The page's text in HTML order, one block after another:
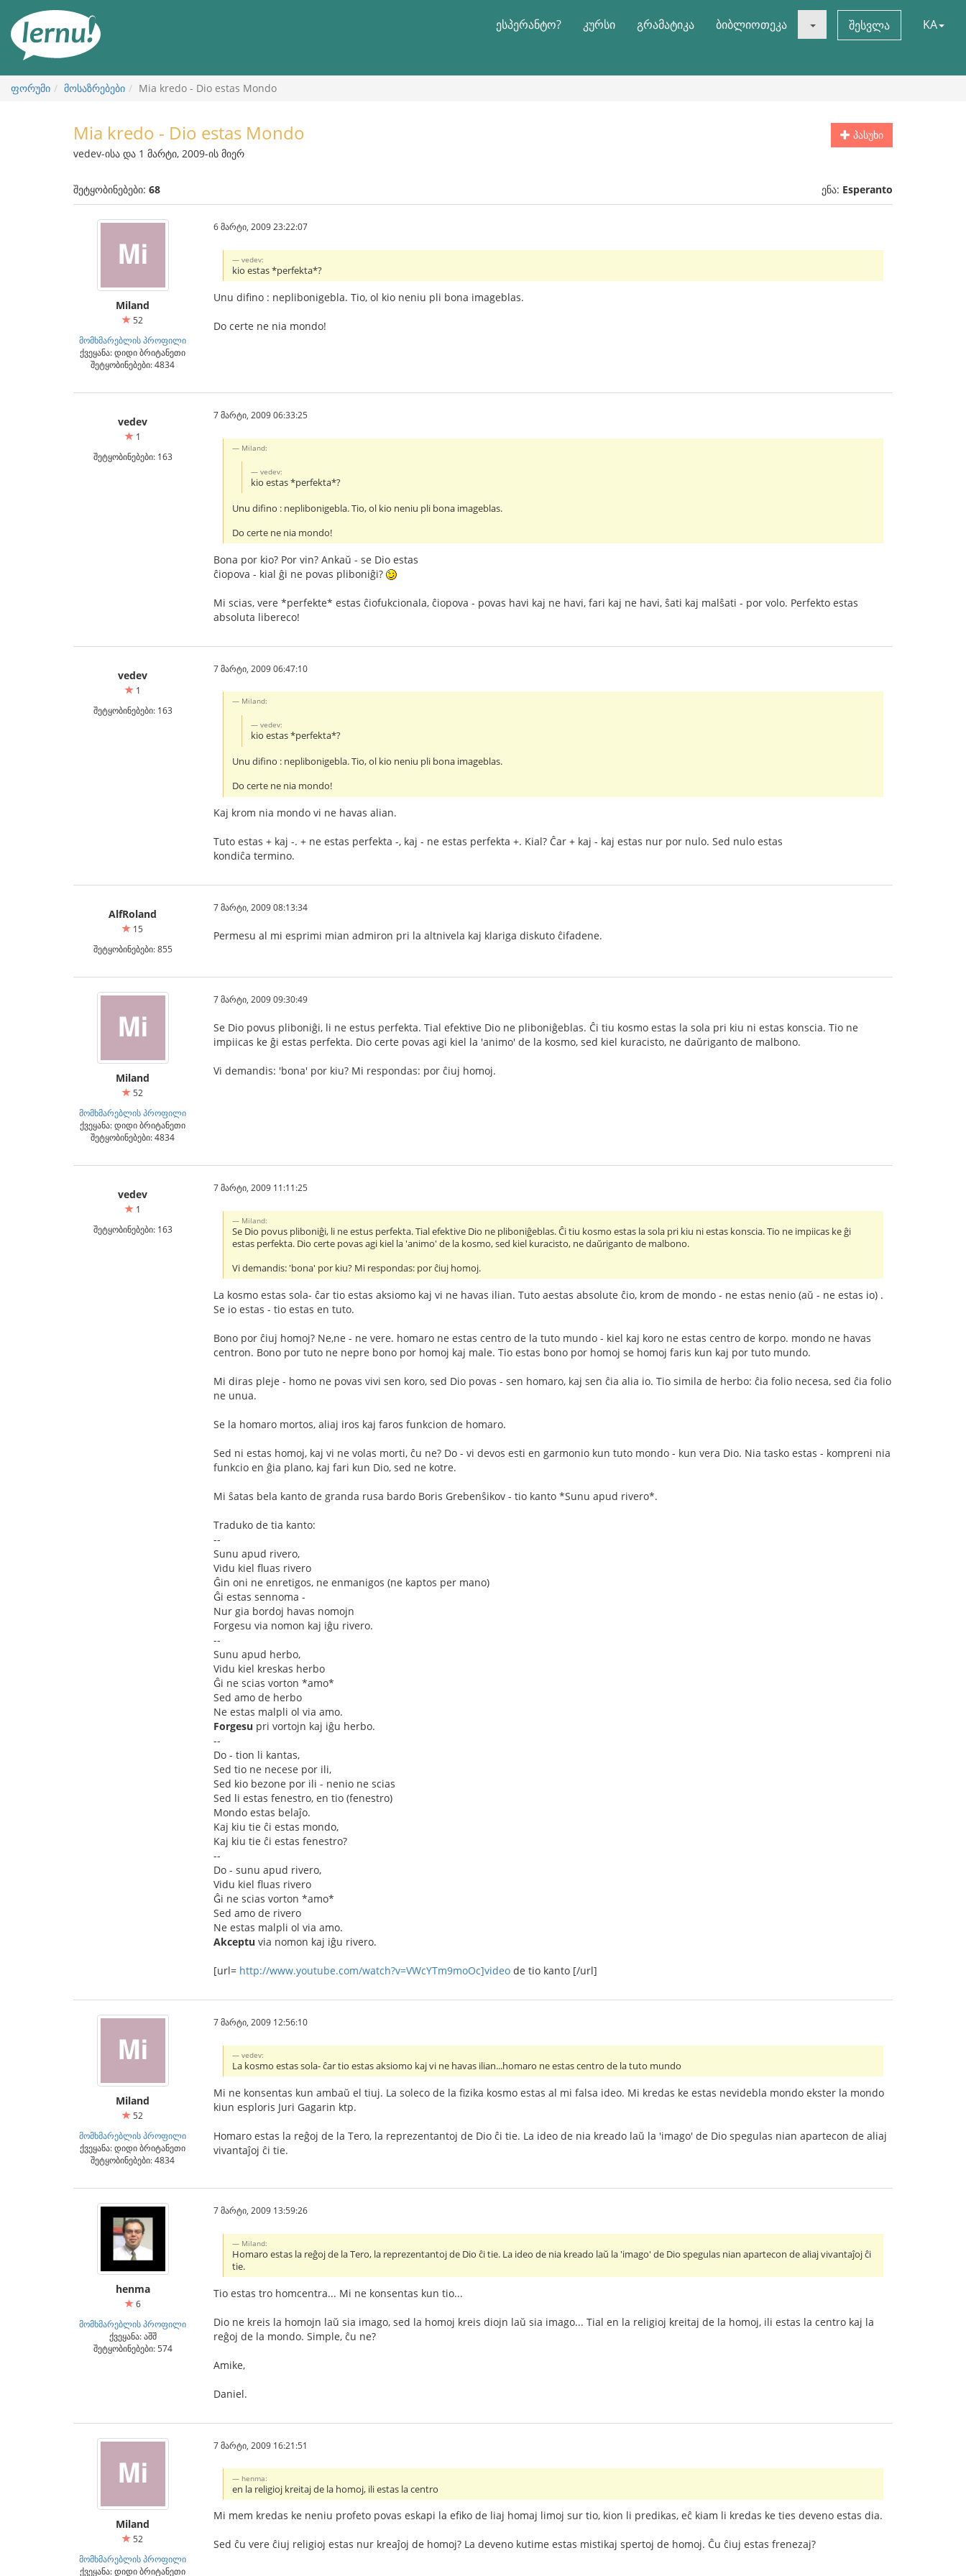
ნახვა
ესპერანტო? კურსი გრამატიკა ბიბლიოთეკა შესვლა KA
ფორუმი მოსაზრებები Mia kredo - Dio estas Mondo
პასუხი
Mia kredo - Dio estas Mondo
vedev-ისა და 1 მარტი, 2009-ის მიერ
შეტყობინებები: 68 ენა: Esperanto
Miland
52
მომხმარებლის პროფილი
ქვეყანა: დიდი ბრიტანეთი
შეტყობინებები: 4834
6 მარტი, 2009 23:22:07
vedev:
kio estas *perfekta*?
Unu difino : neplibonigebla. Tio, ol kio neniu pli bona imageblas.
Do certe ne nia mondo!
vedev
1
შეტყობინებები: 163
7 მარტი, 2009 06:33:25
Miland:
vedev:
kio estas *perfekta*?
Unu difino : neplibonigebla. Tio, ol kio neniu pli bona imageblas.
Do certe ne nia mondo!
Bona por kio? Por vin? Ankaŭ - se Dio estas
ĉiopova - kial ĝi ne povas pliboniĝi?
Mi scias, vere *perfekte* estas ĉiofukcionala, ĉiopova - povas havi kaj ne havi, fari kaj ne havi, ŝati kaj malŝati - por volo. Perfekto estas
absoluta libereco!
vedev
1
შეტყობინებები: 163
7 მარტი, 2009 06:47:10
Miland:
vedev:
kio estas *perfekta*?
Unu difino : neplibonigebla. Tio, ol kio neniu pli bona imageblas.
Do certe ne nia mondo!
Kaj krom nia mondo vi ne havas alian.
Tuto estas + kaj -. + ne estas perfekta -, kaj - ne estas perfekta +. Kial? Ĉar + kaj - kaj estas nur por nulo. Sed nulo estas
kondiĉa termino.
AlfRoland
15
შეტყობინებები: 855
7 მარტი, 2009 08:13:34
Permesu al mi esprimi mian admiron pri la altnivela kaj klariga diskuto ĉifadene.
Miland
52
მომხმარებლის პროფილი
ქვეყანა: დიდი ბრიტანეთი
შეტყობინებები: 4834
7 მარტი, 2009 09:30:49
Se Dio povus pliboniĝi, li ne estus perfekta. Tial efektive Dio ne pliboniĝeblas. Ĉi tiu kosmo estas la sola pri kiu ni estas konscia. Tio ne
impiicas ke ĝi estas perfekta. Dio certe povas agi kiel la 'animo' de la kosmo, sed kiel kuracisto, ne daŭriganto de malbono.
Vi demandis: 'bona' por kiu? Mi respondas: por ĉiuj homoj.
vedev
1
შეტყობინებები: 163
7 მარტი, 2009 11:11:25
Miland:
Se Dio povus pliboniĝi, li ne estus perfekta. Tial efektive Dio ne pliboniĝeblas. Ĉi tiu kosmo estas la sola pri kiu ni estas konscia. Tio ne impiicas ke ĝi
estas perfekta. Dio certe povas agi kiel la 'animo' de la kosmo, sed kiel kuracisto, ne daŭriganto de malbono.
Vi demandis: 'bona' por kiu? Mi respondas: por ĉiuj homoj.
La kosmo estas sola- ĉar tio estas aksiomo kaj vi ne havas ilian. Tuto aestas absolute ĉio, krom de mondo - ne estas nenio (aŭ - ne estas io) .
Se io estas - tio estas en tuto.
Bono por ĉiuj homoj? Ne,ne - ne vere. homaro ne estas centro de la tuto mundo - kiel kaj koro ne estas centro de korpo. mondo ne havas
centron. Bono por tuto ne nepre bono por homoj kaj male. Tio estas bono por homoj se homoj faris kun kaj por tuto mundo.
Mi diras pleje - homo ne povas vivi sen koro, sed Dio povas - sen homaro, kaj sen ĉia alia io. Tio simila de herbo: ĉia folio necesa, sed ĉia folio
ne unua.
Se la homaro mortos, aliaj iros kaj faros funkcion de homaro.
Sed ni estas homoj, kaj vi ne volas morti, ĉu ne? Do - vi devos esti en garmonio kun tuto mondo - kun vera Dio. Nia tasko estas - kompreni nia
funkcio en ĝia plano, kaj fari kun Dio, sed ne kotre.
Mi ŝatas bela kanto de granda rusa bardo Boris Grebenŝikov - tio kanto *Sunu apud rivero*.
Traduko de tia kanto:
--
Sunu apud rivero,
Vidu kiel fluas rivero
Ĝin oni ne enretigos, ne enmanigos (ne kaptos per mano)
Ĝi estas sennoma -
Nur gia bordoj havas nomojn
Forgesu via nomon kaj iĝu rivero.
--
Sunu apud herbo,
Vidu kiel kreskas herbo
Ĝi ne scias vorton *amo*
Sed amo de herbo
Ne estas malpli ol via amo.
Forgesu pri vortojn kaj iĝu herbo.
--
Do - tion li kantas,
Sed tio ne necese por ili,
Sed kio bezone por ili - nenio ne scias
Sed li estas fenestro, en tio (fenestro)
Mondo estas belaĵo.
Kaj kiu tie ĉi estas mondo,
Kaj kiu tie ĉi estas fenestro?
--
Do - sunu apud rivero,
Vidu kiel fluas rivero
Ĝi ne scias vorton *amo*
Sed amo de rivero
Ne estas malpli ol via amo.
Akceptu via nomon kaj iĝu rivero.
[url= http://www.youtube.com/watch?v=VWcYTm9moOc]video de tio kanto [/url]
Miland
52
მომხმარებლის პროფილი
ქვეყანა: დიდი ბრიტანეთი
შეტყობინებები: 4834
7 მარტი, 2009 12:56:10
vedev:
La kosmo estas sola- ĉar tio estas aksiomo kaj vi ne havas ilian...homaro ne estas centro de la tuto mundo
Mi ne konsentas kun ambaŭ el tiuj. La soleco de la fizika kosmo estas al mi falsa ideo. Mi kredas ke estas nevidebla mondo ekster la mondo
kiun esploris Juri Gagarin ktp.
Homaro estas la reĝoj de la Tero, la reprezentantoj de Dio ĉi tie. La ideo de nia kreado laŭ la 'imago' de Dio spegulas nian apartecon de aliaj
vivantaĵoj ĉi tie.
henma
6
მომხმარებლის პროფილი
ქვეყანა: აშშ
შეტყობინებები: 574
7 მარტი, 2009 13:59:26
Miland:
Homaro estas la reĝoj de la Tero, la reprezentantoj de Dio ĉi tie. La ideo de nia kreado laŭ la 'imago' de Dio spegulas nian apartecon de aliaj vivantaĵoj ĉi
tie.
Tio estas tro homcentra... Mi ne konsentas kun tio...
Dio ne kreis la homojn laŭ sia imago, sed la homoj kreis diojn laŭ sia imago... Tial en la religioj kreitaj de la homoj, ili estas la centro kaj la
reĝoj de la mondo. Simple, ĉu ne?
Amike,
Daniel.
Miland
52
მომხმარებლის პროფილი
ქვეყანა: დიდი ბრიტანეთი
7 მარტი, 2009 16:21:51
henma:
en la religioj kreitaj de la homoj, ili estas la centro
Mi mem kredas ke neniu profeto povas eskapi la efiko de liaj homaj limoj sur tio, kion li predikas, eĉ kiam li kredas ke ties deveno estas dia.
Sed ĉu vere ĉiuj religioj estas nur kreaĵoj de homoj? La deveno kutime estas mistikaj spertoj de homoj. Ĉu ĉiuj estas frenezaj?